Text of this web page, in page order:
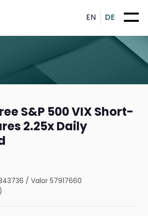
EN DE
S&P 500 VIX Short-
2.25x Daily
/Valor 57917660